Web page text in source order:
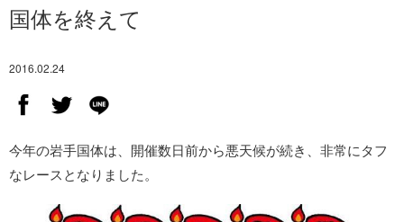
国体を終えて
2016.02.24
今年の岩手国体は、開催数日前から悪天候が続き、非常にタフ
なレースとなりました。